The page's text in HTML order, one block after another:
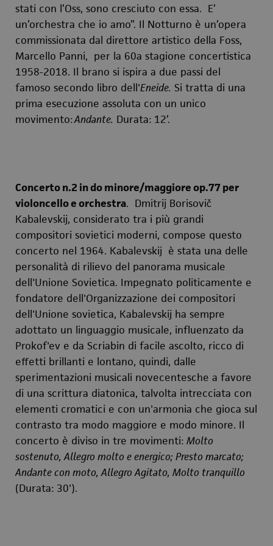
stati con l’Oss, sono cresciuto con essa. E’
un’orchestra che io amo”. Il Notturno è un’opera
commissionata dal direttore artistico della Foss,
Marcello Panni, per la 60a stagione concertistica
1958-2018. Il brano si ispira a due passi del
famoso secondo libro dell'Eneide. Si tratta di una
prima esecuzione assoluta con un unico
movimento:Andante. Durata: 12’.
Concerto n.2 in do minore/maggiore op.77 per
violoncello e orchestra. Dmitrij Borisovič
Kabalevskij, considerato tra i più grandi
compositori sovietici moderni, compose questo
concerto nel 1964. Kabalevskij è stata una delle
personalità di rilievo del panorama musicale
dell'Unione Sovietica. Impegnato politicamente e
fondatore dell'Organizzazione dei compositori
dell'Unione sovietica, Kabalevskij ha sempre
adottato un linguaggio musicale, influenzato da
Prokof'ev e da Scriabin di facile ascolto, ricco di
effetti brillanti e lontano, quindi, dalle
sperimentazioni musicali novecentesche a favore
di una scrittura diatonica, talvolta intrecciata con
elementi cromatici e con un'armonia che gioca sul
contrasto tra modo maggiore e modo minore. Il
concerto è diviso in tre movimenti: Molto
sostenuto, Allegro molto e energico; Presto marcato;
Andante con moto, Allegro Agitato, Molto tranquillo
(Durata: 30').